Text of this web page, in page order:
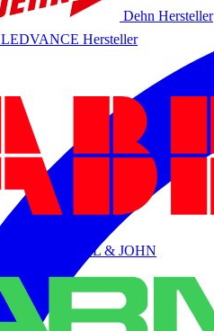
Dehn Hersteller
LEDVANCE Hersteller
ABB STRIEBEL & JOHN